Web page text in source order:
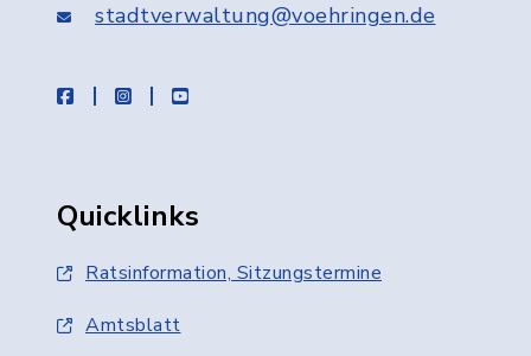
stadtverwaltung@voehringen.de
facebookinstagramyoutube
Quicklinks
Ratsinformation, Sitzungstermine
Amtsblatt